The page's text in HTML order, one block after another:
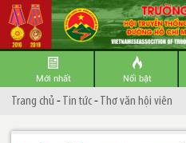
Mới nhất Nổi bật
Trang chủ -Tin tức-Thơ văn hội viên